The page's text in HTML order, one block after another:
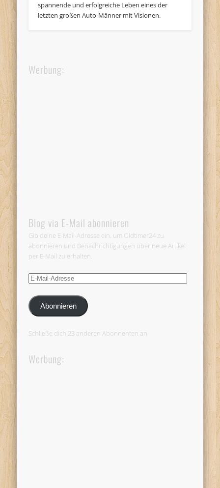
spannende und erfolgreiche Leben eines der
letzten großen Auto-Männer mit Visionen.
Werbung:
Blog via E-Mail abonnieren
Gib deine E-Mail-Adresse ein, um Oldtimer24 zu
abonnieren und Benachrichtigungen über neue Artikel
per E-Mail zu erhalten.
E-
Adresse
Abonnieren
Schließe dich 23 anderen Abonnenten an
Werbung: